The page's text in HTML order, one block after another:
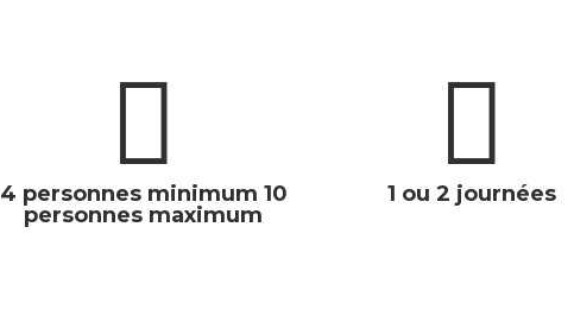

4 personnes minimum 10
personnes maximum

1 ou 2 journées